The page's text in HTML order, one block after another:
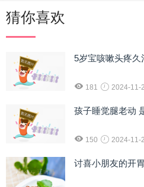
猜你喜欢
5岁宝咳嗽头疼
181 2024-11-
孩子睡觉腿老动
150 2024-11-
讨喜小朋友的开